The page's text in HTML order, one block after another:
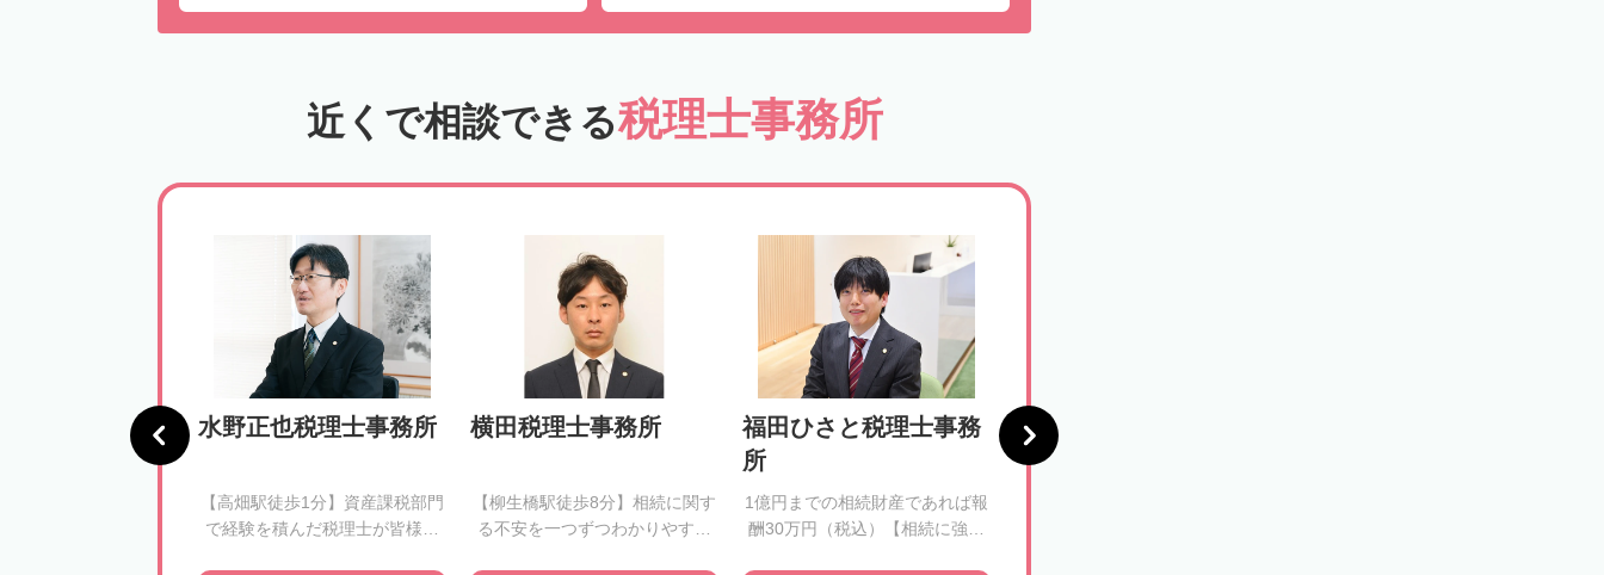
近くで相談できる税理士事務所
人 いぶき 岡
水野正也税理士事務所
【高畑駅徒歩1分】資産課税部門
で経験を積んだ税理士が皆様の
横田税理士事務所
【柳生橋駅徒歩8分】相続に関す
る不安を一つずつわかりやすく
福田ひさと税理士事務
所
1億円までの相続財産であれば報
酬30万円（税込）【相続に強い
神田志保子税理士事務
所